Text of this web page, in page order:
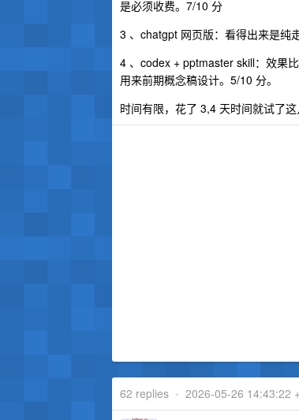
是必须收费。7/10 分
3 、chatgpt 网页版：看得出来是纯
4 、codex + pptmaster skill：效果
用来前期概念稿设计。5/10 分。
时间有限，花了 3,4 天时间就试了
62 replies • 2026-05-26 14:43:22